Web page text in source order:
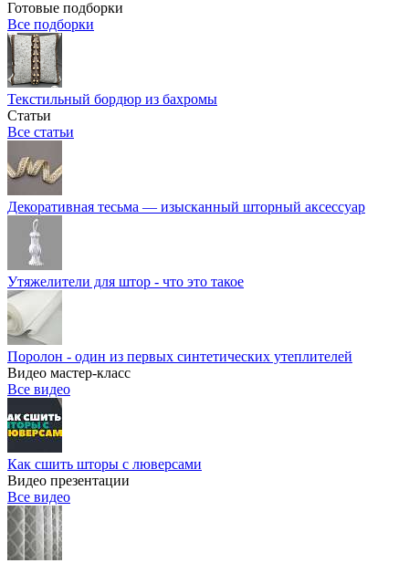
Готовые подборки
Все подборки
Текстильный бордюр из бахромы
Статьи
Все статьи
Декоративная тесьма — изысканный шторный аксессуар
Утяжелители для штор - что это такое
Поролон - один из первых синтетических утеплителей
Видео мастер-класс
Все видео
Как сшить шторы с люверсами
Видео презентации
Все видео